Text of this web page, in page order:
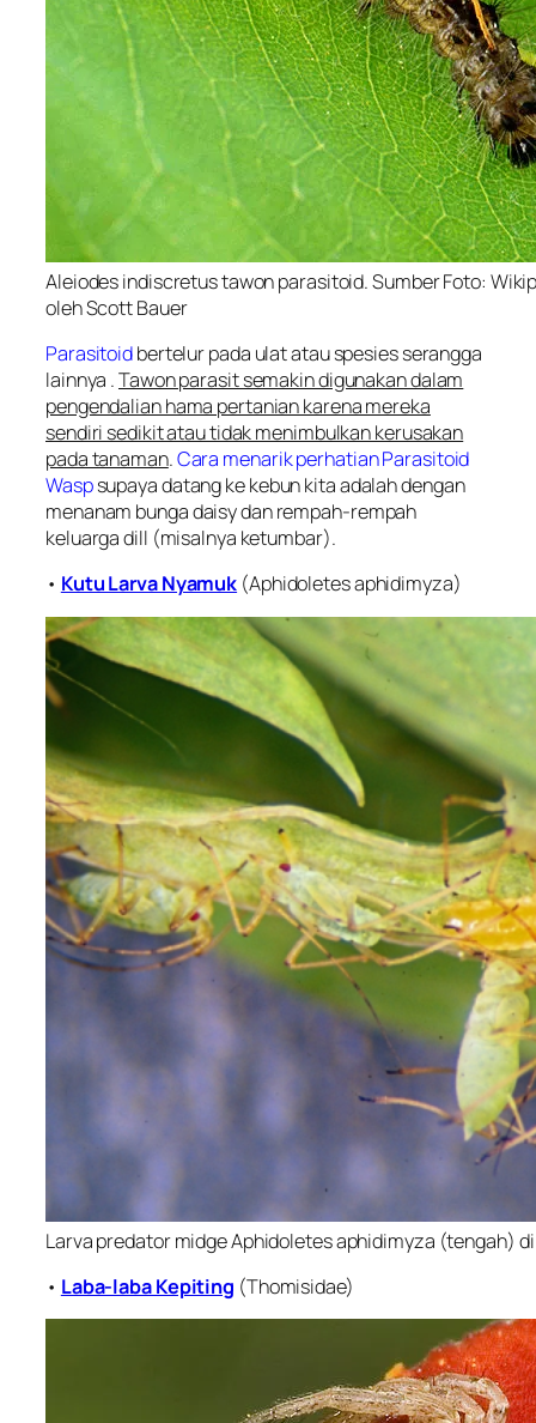
Aleiodes indiscretus tawon parasitoid. Sumber Foto:
oleh Scott Bauer
Parasitoidbertelur pada ulat atau spesies serangga
lainnya .Tawon parasit semakin digunakan dalam
pengendalian hama pertanian karena mereka
sendiri sedikit atau tidak menimbulkan kerusakan
pada tanaman.Cara menarik perhatian Parasitoid
Waspsupaya datang ke kebun kita adalah dengan
menanam bunga daisy dan rempah-rempah
keluarga dill (misalnya ketumbar).
• Kutu Larva Nyamuk (Aphidoletes aphidimyza)
Larva predator midge Aphidoletes aphidimyza (tengah)
• Laba-laba Kepiting (Thomisidae)